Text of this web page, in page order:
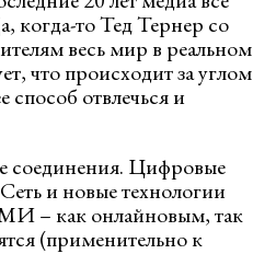
когда-то Тед Тернер со
весь мир в реальном
что происходит за углом
способ отвлечься и
соединения. Цифровые
и новые технологии
– как онлайновым, так
(применительно к